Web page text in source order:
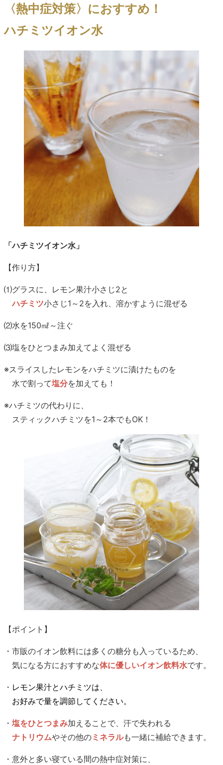
〈熱中症対策〉におすすめ！
ハチミツイオン水
「ハチミツイオン水」
【作り方】
⑴グラスに、レモン果汁小さじ2と
ハチミツ小さじ1～2を入れ、溶かすように混ぜる
⑵水を150㎖～注ぐ
⑶塩をひとつまみ加えてよく混ぜる
※スライスしたレモンをハチミツに漬けたものを
水で割って塩分を加えても！
※ハチミツの代わりに、
スティックハチミツを1～2本でもOK！
【ポイント】
・市販のイオン飲料には多くの糖分も入っているため、
気になる方におすすめな体に優しいイオン飲料水です。
・ レモン果汁とハチミツは、
お好みで量を調節してください。
・ 塩をひとつまみ加えることで、汗で失われる
ナトリウムやその他のミネラルも一緒に補給できます。
・意外と多い寝ている間の熱中症対策に、